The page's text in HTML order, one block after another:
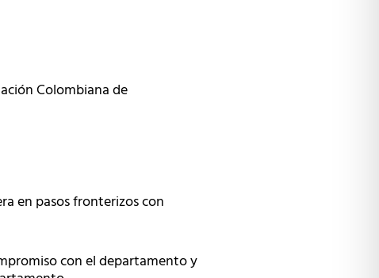
Colombiana de
en pasos fronterizos con
con el departamento y